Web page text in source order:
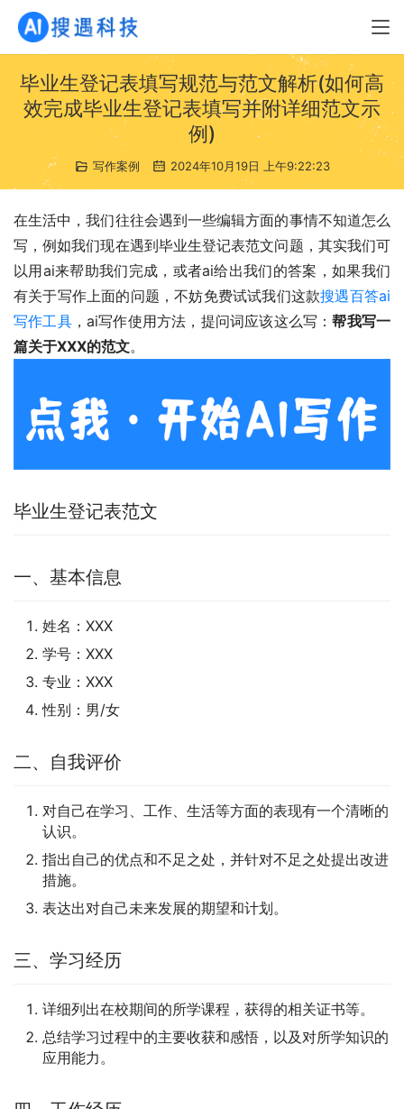
毕业生登记表填写规范与范文解析(如何高
效完成毕业生登记表填写并附详细范文示
例)
写作案例 2024年10月19日 上午9:22:23
在生活中，我们往往会遇到一些编辑方面的事情不知道怎么
写，例如我们现在遇到毕业生登记表范文问题，其实我们可
以用ai来帮助我们完成，或者ai给出我们的答案，如果我们
有关于写作上面的问题，不妨免费试试我们这款搜遇百答ai
写作工具，ai写作使用方法，提问词应该这么写：帮我写一
篇关于XXX的范文。
毕业生登记表范文
一、基本信息
姓名：XXX
学号：XXX
专业：XXX
性别：男/女
二、自我评价
对自己在学习、工作、生活等方面的表现有一个清晰的
认识。
指出自己的优点和不足之处，并针对不足之处提出改进
措施。
表达出对自己未来发展的期望和计划。
三、学习经历
详细列出在校期间的所学课程，获得的相关证书等。
总结学习过程中的主要收获和感悟，以及对所学知识的
应用能力。